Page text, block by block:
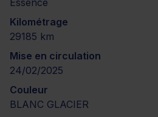
Essence
Kilométrage
29185 km
Mise en circulation
24/02/2025
Couleur
BLANC GLACIER